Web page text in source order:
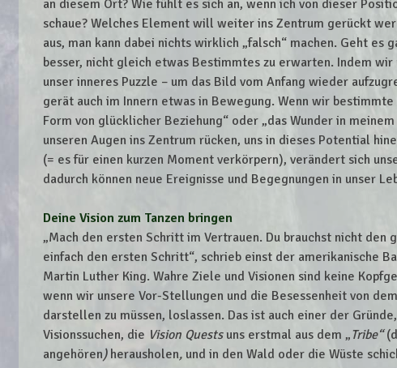
an diesem Ort? Wie fühlt es sich an, wenn ich von dieser
schaue? Welches Element will weiter ins Zentrum gerückt
aus, man kann dabei nichts wirklich „falsch“ machen. Geht es
besser, nicht gleich etwas Bestimmtes zu erwarten. Indem wir
unser inneres Puzzle – um das Bild vom Anfang wieder
gerät auch im Innern etwas in Bewegung. Wenn wir
Form von glücklicher Beziehung“ oder „das Wunder in
unseren Augen ins Zentrum rücken, uns in dieses Potential
(= es für einen kurzen Moment verkörpern), verändert sich
dadurch können neue Ereignisse und Begegnungen in unser
Deine Vision zum Tanzen bringen
„Mach den ersten Schritt im Vertrauen. Du brauchst nicht den
einfach den ersten Schritt“, schrieb einst der amerikanische
Martin Luther King. Wahre Ziele und Visionen sind keine
wenn wir unsere Vor-Stellungen und die Besessenheit von
darstellen zu müssen, loslassen. Das ist auch einer der
Visionssuchen, die Vision Questsuns erstmal aus dem „ Tribe“
angehören) herausholen, und in den Wald oder die Wüste